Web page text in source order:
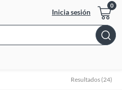
Inicia sesión
Bar
Resultados (24)